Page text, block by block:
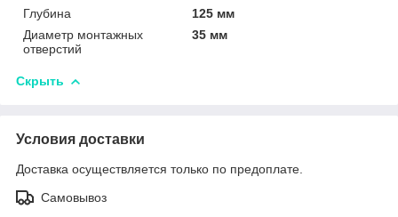
Глубина
125 мм
Диаметр монтажных
отверстий
35 мм
Скрыть
Условия доставки
Доставка осуществляется только по предоплате.
Самовывоз